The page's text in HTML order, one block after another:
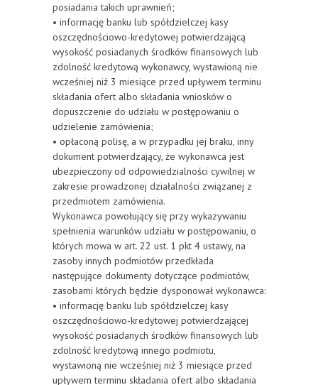
posiadania takich uprawnień;
• informację banku lub spółdzielczej kasy
oszczędnościowo-kredytowej potwierdzającą
wysokość posiadanych środków finansowych lub
zdolność kredytową wykonawcy, wystawioną nie
wcześniej niż 3 miesiące przed upływem terminu
składania ofert albo składania wniosków o
dopuszczenie do udziału w postępowaniu o
udzielenie zamówienia;
• opłaconą polisę, a w przypadku jej braku, inny
dokument potwierdzający, że wykonawca jest
ubezpieczony od odpowiedzialności cywilnej w
zakresie prowadzonej działalności związanej z
przedmiotem zamówienia.
Wykonawca powołujący się przy wykazywaniu
spełnienia warunków udziału w postępowaniu, o
których mowa w art. 22 ust. 1 pkt 4 ustawy, na
zasoby innych podmiotów przedkłada
następujące dokumenty dotyczące podmiotów,
zasobami których będzie dysponował wykonawca:
• informację banku lub spółdzielczej kasy
oszczędnościowo-kredytowej potwierdzającej
wysokość posiadanych środków finansowych lub
zdolność kredytową innego podmiotu,
wystawioną nie wcześniej niż 3 miesiące przed
upływem terminu składania ofert albo składania